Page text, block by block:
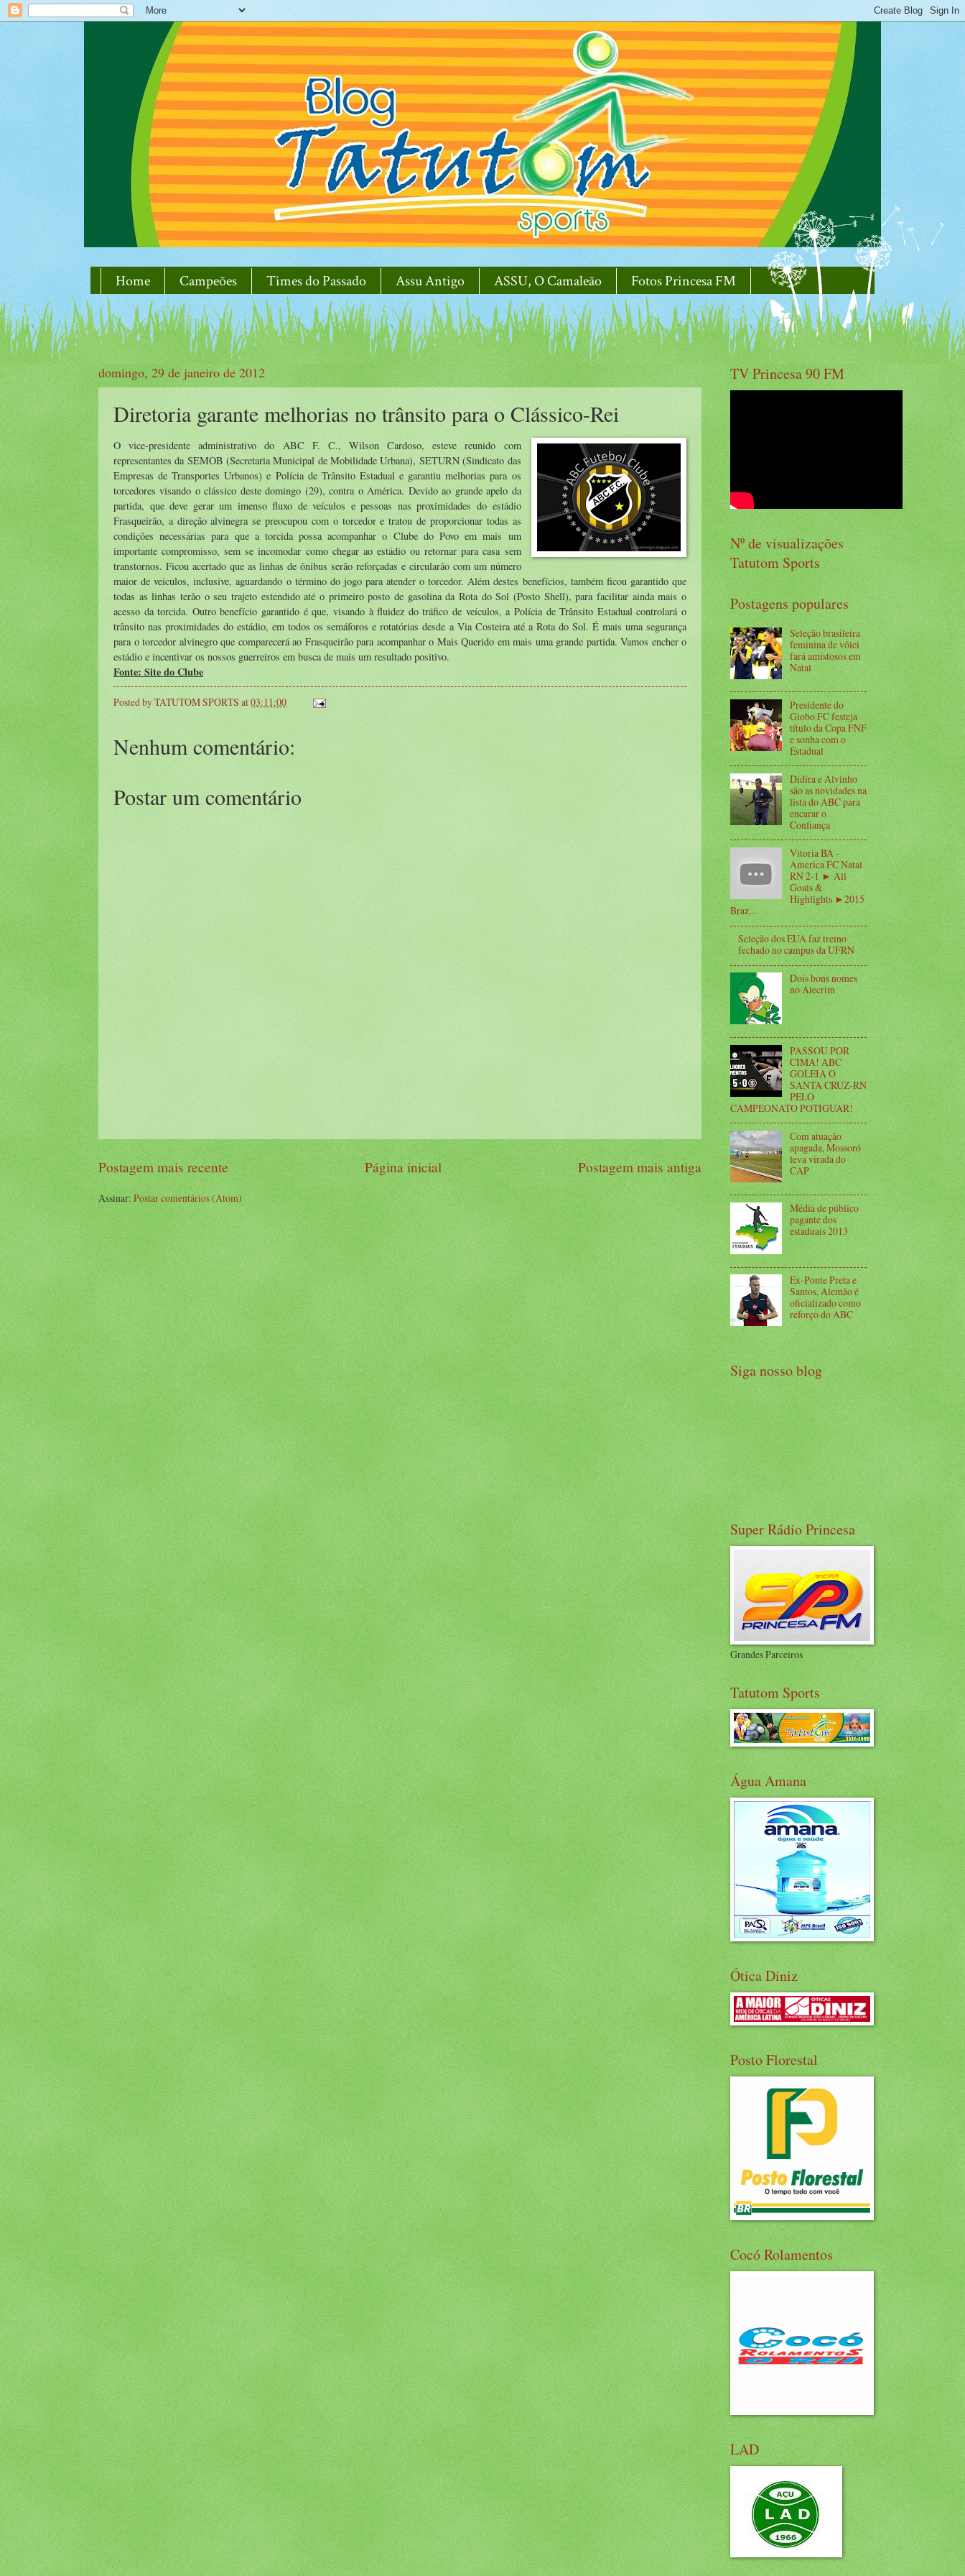
Home Campeões Times do Passado Assu Antigo ASSU, O Camaleão Fotos Princesa FM
domingo, 29 de janeiro de 2012
Diretoria garante melhorias no trânsito para o Clássico-Rei
O vice-presidente administrativo do ABC F. C., Wilson Cardoso, esteve reunido com
representantes da SEMOB (Secretaria Municipal de Mobilidade Urbana), SETURN (Sindicato das
Empresas de Transportes Urbanos) e Polícia de Trânsito Estadual e garantiu melhorias para os
torcedores visando o clássico deste domingo (29), contra o América. Devido ao grande apelo da
partida, que deve gerar um imenso fluxo de veículos e pessoas nas proximidades do estádio
Frasqueirão, a direção alvinegra se preocupou com o torcedor e tratou de proporcionar todas as
condições necessárias para que a torcida possa acompanhar o Clube do Povo em mais um
importante compromisso, sem se incomodar como chegar ao estádio ou retornar para casa sem
transtornos. Ficou acertado que as linhas de ônibus serão reforçadas e circularão com um número
maior de veículos, inclusive, aguardando o término do jogo para atender o torcedor. Além destes benefícios, também ficou garantido que
todas as linhas terão o seu trajeto estendido até o primeiro posto de gasolina da Rota do Sol (Posto Shell), para facilitar ainda mais o
acesso da torcida. Outro benefício garantido é que, visando à fluidez do tráfico de veículos, a Polícia de Trânsito Estadual controlará o
trânsito nas proximidades do estádio, em todos os semáforos e rotatórias desde a Via Costeira até a Rota do Sol. É mais uma segurança
para o torcedor alvinegro que comparecerá ao Frasqueirão para acompanhar o Mais Querido em mais uma grande partida. Vamos encher o
estádio e incentivar os nossos guerreiros em busca de mais um resultado positivo.
Fonte: Site do Clube
Posted byTATUTOM SPORTS at03:11:00
Nenhum comentário:
Postar um comentário
Postagem mais recente Postagem mais antiga
Página inicial
Assinar:Postar comentários (Atom)
TV Princesa 90 FM
Nº de visualizações
Tatutom Sports
Postagens populares
Seleção brasileira
feminina de vôlei
fará amistosos em
Natal
Presidente do
Globo FC festeja
título da Copa FNF
e sonha com o
Estadual
Didira e Alvinho
são as novidades na
lista do ABC para
encarar o
Confiança
Vitoria BA -
America FC Natal
RN 2-1 ► All
Goals &
Highlights ►2015
Braz...
Seleção dos EUA faz treino
fechado no campus da UFRN
Dois bons nomes
no Alecrim
PASSOU POR
CIMA! ABC
GOLEIA O
SANTA CRUZ-RN
PELO
CAMPEONATO POTIGUAR!
Com atuação
apagada, Mossoró
leva virada do
CAP
Média de público
pagante dos
estaduais 2013
Ex-Ponte Preta e
Santos, Alemão é
oficializado como
reforço do ABC
Siga nosso blog
Super Rádio Princesa
Grandes Parceiros
Tatutom Sports
Água Amana
Ótica Diniz
Posto Florestal
Cocó Rolamentos
LAD